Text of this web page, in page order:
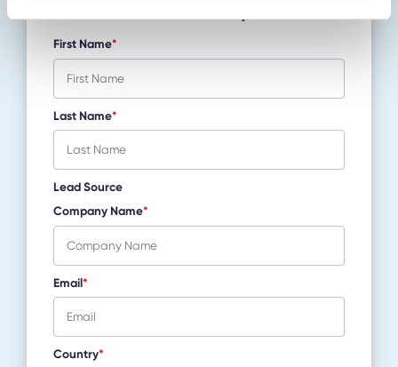
First Name*
Last Name*
Lead Source
Company Name*
Email*
Country*